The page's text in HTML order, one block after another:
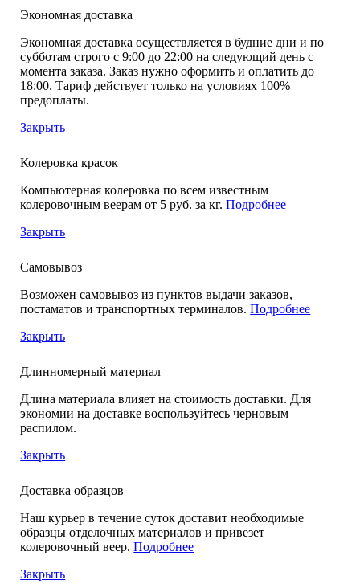
Экономная доставка
Экономная доставка осуществляется в будние дни и по
субботам строго с 9:00 до 22:00 на следующий день с
момента заказа. Заказ нужно оформить и оплатить до
18:00. Тариф действует только на условиях 100%
предоплаты.
Закрыть
Колеровка красок
Компьютерная колеровка по всем известным
колеровочным веерам от 5 руб. за кг.Подробнее
Закрыть
Самовывоз
Возможен самовывоз из пунктов выдачи заказов,
постаматов и транспортных терминалов.Подробнее
Закрыть
Длинномерный материал
Длина материала влияет на стоимость доставки. Для
экономии на доставке воспользуйтесь черновым
распилом.
Закрыть
Доставка образцов
Наш курьер в течение суток доставит необходимые
образцы отделочных материалов и привезет
колеровочный веер.Подробнее
Закрыть